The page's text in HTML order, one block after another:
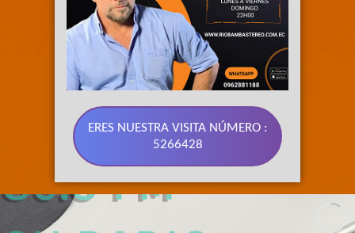
ERES NUESTRA VISITA NÚMERO :
5266428